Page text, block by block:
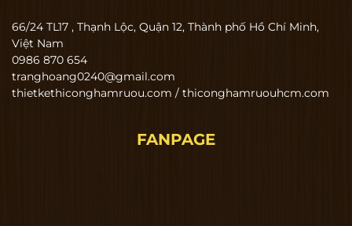
66/24 TL17 , Thạnh Lộc, Quận 12, Thành phố Hồ Chí Minh,
Việt Nam
0986 870 654
tranghoang0240@gmail.com
thietkethiconghamruou.com / thiconghamruouhcm.com
FANPAGE